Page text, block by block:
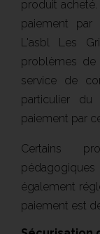
produit
paiement par
L'asbl Les
problèmes de
service de
particulier
paiement par
Certains
également
paiement est